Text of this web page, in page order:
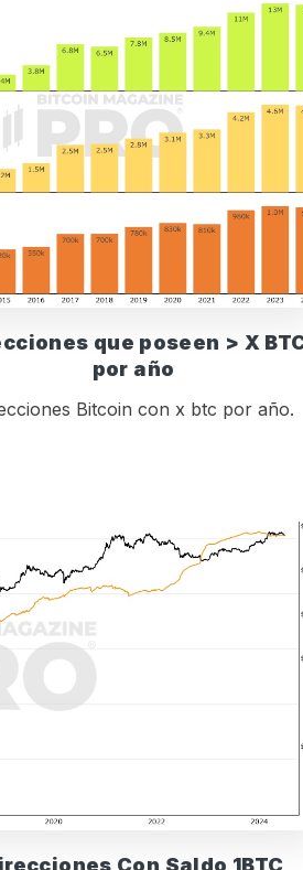
que poseen > X
por año
Bitcoin con x btc por año.
Con Saldo 1BTC